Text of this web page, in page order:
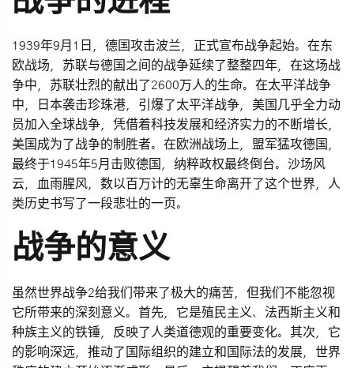
1939年9月1日，德国攻击波兰，正式宣布战争起始。在东
欧战场，苏联与德国之间的战争延续了整整四年，在这场战
争中，苏联壮烈的献出了2600万人的生命。在太平洋战争
中，日本袭击珍珠港，引爆了太平洋战争，美国几乎全力动
员加入全球战争，凭借着科技发展和经济实力的不断增长，
美国成为了战争的制胜者。在欧洲战场上，盟军猛攻德国，
最终于1945年5月击败德国，纳粹政权最终倒台。沙场风
云，血雨腥风，数以百万计的无辜生命离开了这个世界，人
类历史书写了一段悲壮的一页。
战争的意义
虽然世界战争2给我们带来了极大的痛苦，但我们不能忽视
它所带来的深刻意义。首先，它是殖民主义、法西斯主义和
种族主义的铁锤，反映了人类道德观的重要变化。其次，它
的影响深远，推动了国际组织的建立和国际法的发展，世界